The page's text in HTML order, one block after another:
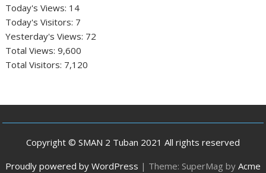
Today's Views: 14
Today's Visitors: 7
Yesterday's Views: 72
Total Views:9,600
Total Visitors: 7,120
Copyright © SMAN 2 Tuban 2021 All rights reserved
Proudly powered by WordPress | Theme: SuperMag by Acme